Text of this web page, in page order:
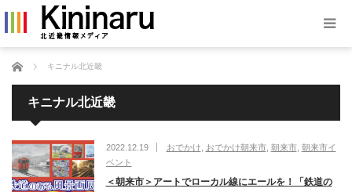
ホーム キニナル北近畿
キニナル北近畿
2022.12.19 おでかけ おでかけ朝来市, 朝来市, 朝来市イ
ベント
＜朝来市＞アートでローカル線にエールを！「鉄道の